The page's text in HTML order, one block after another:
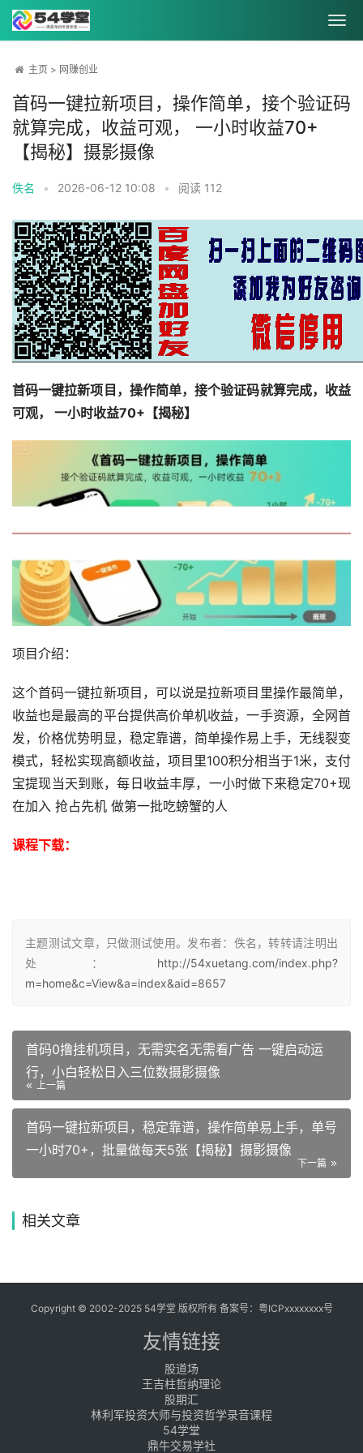
主页 > 网赚创业
首码一键拉新项目，操作简单，接个验证码
就算完成，收益可观， 一小时收益70+
【揭秘】摄影摄像
佚名 • 2026-06-12 10:08 • 阅读 112
首码一键拉新项目，操作简单，接个验证码就算完成，收益
可观， 一小时收益70+【揭秘】
项目介绍：
这个首码一键拉新项目，可以说是拉新项目里操作最简单，
收益也是最高的平台提供高价单机收益，一手资源，全网首
发，价格优势明显，稳定靠谱，简单操作易上手，无线裂变
模式，轻松实现高额收益，项目里100积分相当于1米，支付
宝提现当天到账，每日收益丰厚，一小时做下来稳定70+现
在加入 抢占先机 做第一批吃螃蟹的人
课程下载：
主题测试文章，只做测试使用。发布者：佚名，转转请注明出
处： http://54xuetang.com/index.php?
m=home&c=View&a=index&aid=8657
首码0撸挂机项目，无需实名无需看广告 一键启动运
行，小白轻松日入三位数摄影摄像
上一篇
首码一键拉新项目，稳定靠谱，操作简单易上手，单号
一小时70+，批量做每天5张【揭秘】摄影摄像
下一篇
相关文章
Copyright © 2002-2025 54学堂 版权所有 备案号： 粤ICPxxxxxxxx号
友情链接
股道场
王吉柱哲纳理论
股期汇
林利军投资大师与投资哲学录音课程
54学堂
鼎牛交易学社